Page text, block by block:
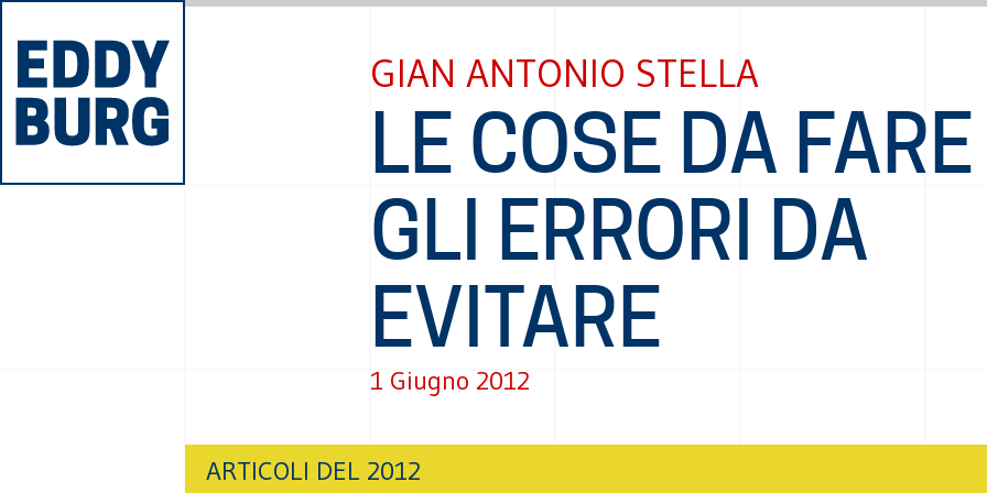
GIAN ANTONIO STELLA
LE COSE DA
GLI ERRORI DA
EVITARE
1 Giugno 2012
ARTICOLI DEL 2012